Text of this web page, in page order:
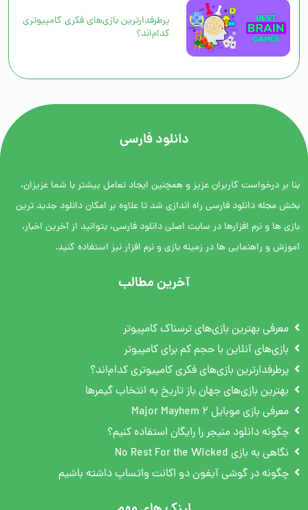
پرطرفدارترین بازی‌های فکری کامپیوتری
کدام‌اند؟
دانلود فارسی
بنا بر درخواست کاربران عزیز و همچنین ایجاد تعامل بیشتر با شما عزیزان،
بخش مجله دانلود فارسی راه اندازی شد تا علاوه بر امکان دانلود جدید ترین
بازی ها و نرم افزارها در سایت اصلی دانلود فارسی، بتوانید از آخرین اخبار،
آموزش و راهنمایی ها در زمینه بازی و نرم افزار نیز استفاده کنید.
آخرین مطالب
معرفی بهترین بازی‌های ترسناک کامپیوتر
بازی‌های آنلاین با حجم کم برای کامپیوتر
پرطرفدارترین بازی‌های فکری کامپیوتری کدام‌اند؟
بهترین بازی‌های جهان باز تاریخ به انتخاب گیمرها
معرفی بازی موبایل Major Mayhem 2
چگونه دانلود منیجر را رایگان استفاده کنیم؟
نگاهی به بازی No Rest For the Wicked
چگونه در گوشی آیفون دو اکانت واتساپ داشته باشیم